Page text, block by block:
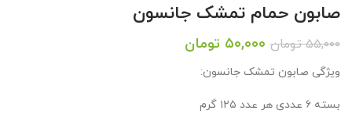
صابون حمام تمشک جانسون
۵۵,۰۰۰ تومان قیمت
۵۵,۰۰۰ تومان
۵۰,۰۰۰ تومان
ویژگی صابون تمشک جانسون:
بسته ۶ عددی هر عدد ۱۲۵ گرم